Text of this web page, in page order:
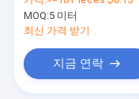
MOQ:5 미터
최신 가격 받기
지금 연락